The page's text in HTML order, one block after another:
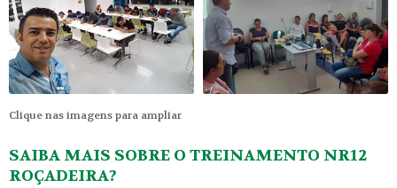
Clique nas imagens para ampliar
SAIBA MAIS SOBRE O TREINAMENTO NR12
ROÇADEIRA?